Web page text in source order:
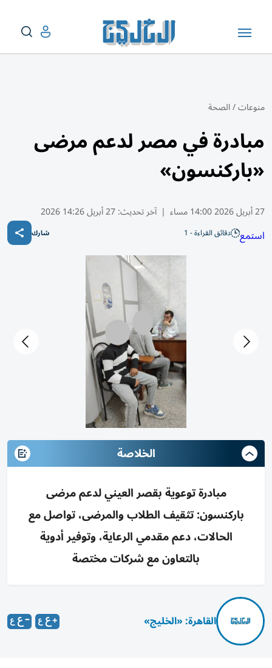
منوعات/الصحة
مبادرة في مصر لدعم مرضى
«باركنسون»
27 أبريل 2026 14:00 مساء | آخر تحديث:27 أبريل 14:26 2026
استمع دقائق القراءة - 1 شارك
الخلاصة
مبادرة توعوية بقصر العيني لدعم مرضى
باركنسون: تثقيف الطلاب والمرضى، تواصل مع
الحالات، دعم مقدمي الرعاية، وتوفير أدوية
بالتعاون مع شركات مختصة
القاهرة: «الخليج»